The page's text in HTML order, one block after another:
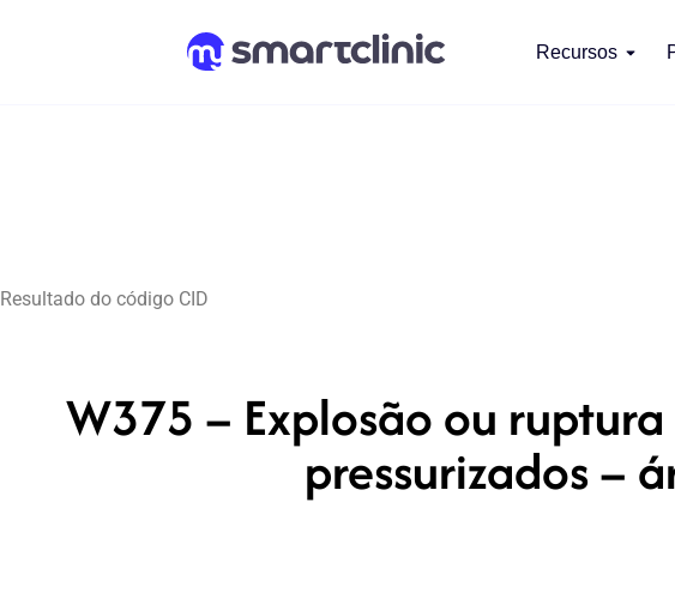
Recursos
Resultado do código CID
W375 – Explosão ou
pressurizados –